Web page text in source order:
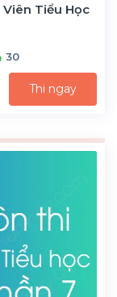
Tiểu Học
30
Thi ngay